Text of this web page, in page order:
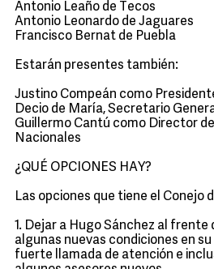
Antonio Leaño de Tecos
Antonio Leonardo de Jaguares
Francisco Bernat de Puebla
Estarán presentes también:
Justino Compeán como
Decio de María, Secretario
Guillermo Cantú como Director
Nacionales
¿QUÉ OPCIONES HAY?
Las opciones que tiene el Conejo
1. Dejar a Hugo Sánchez al frente
algunas nuevas condiciones en
fuerte llamada de atención e